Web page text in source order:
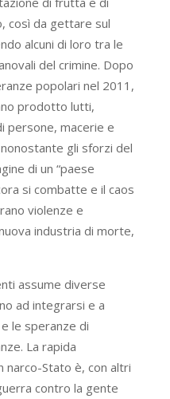
così da gettare sul
alcuni di loro tra le
del crimine. Dopo
popolari nel 2011,
prodotto lutti,
persone, macerie e
gli sforzi del
di un “paese
si combatte e il caos
violenze e
industria di morte,
assume diverse
ad integrarsi e a
le speranze di
La rapida
narco-Stato è, con altri
contro la gente